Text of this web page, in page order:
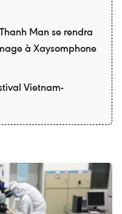
Man se rendra
à Xaysomphone
Vietnam-